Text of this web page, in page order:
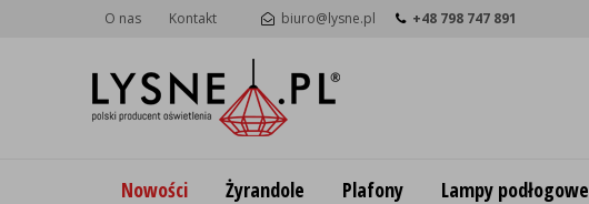
O nas Kontakt biuro@lysne.pl +48 798 747 891
Nowości Żyrandole Plafony Lampy podłogowe